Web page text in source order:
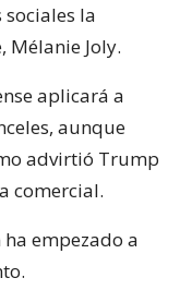
sociales la
Mélanie Joly.
aplicará a
aunque
advirtió Trump
comercial.
empezado a